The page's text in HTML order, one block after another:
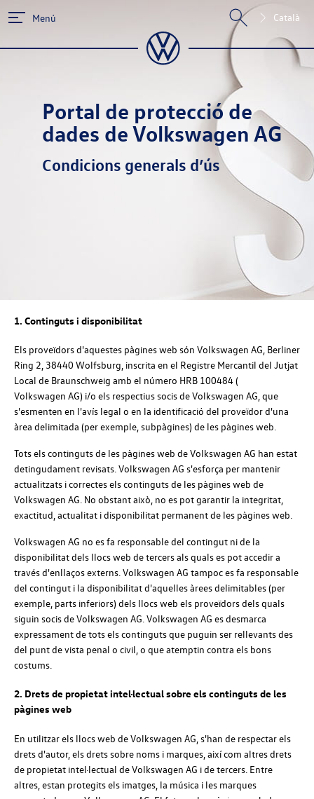
Menú Català
Portal de protecció de
dades de Volkswagen AG
Condicions generals d’ús
1. Continguts i disponibilitat
Els proveïdors d'aquestes pàgines web són Volkswagen AG, Berliner
Ring 2, 38440 Wolfsburg, inscrita en el Registre Mercantil del Jutjat
Local de Braunschweig amb el número HRB 100484 (
Volkswagen AG) i/o els respectius socis de Volkswagen AG, que
s'esmenten en l'avís legal o en la identificació del proveïdor d'una
àrea delimitada (per exemple, subpàgines) de les pàgines web.
Tots els continguts de les pàgines web deVolkswagen AG han estat
detingudament revisats.Volkswagen AG s'esforça per mantenir
actualitzats i correctes els continguts de les pàgines web de
Volkswagen AG. No obstant això, no es pot garantir la integritat,
exactitud, actualitat i disponibilitat permanent de les pàgines web.
Volkswagen AG no es fa responsable del contingut ni de la
disponibilitat dels llocs web de tercers als quals es pot accedir a
través d'enllaços externs.Volkswagen AG tampoc es fa responsable
del contingut i la disponibilitat d'aquelles àrees delimitables (per
exemple, parts inferiors) dels llocs web els proveïdors dels quals
siguin socis deVolkswagen AG.Volkswagen AG es desmarca
expressament de tots els continguts que puguin ser rellevants des
del punt de vista penal o civil, o que atemptin contra els bons
costums.
2. Drets de propietat intel·lectual sobre els continguts de les
pàgines web
En utilitzar els llocs web deVolkswagen AG , s'han de respectar els
drets d'autor, els drets sobre noms i marques, així com altres drets
de propietat intel·lectual deVolkswagen AG i de tercers. Entre
altres, estan protegits els imatges, la música i les marques